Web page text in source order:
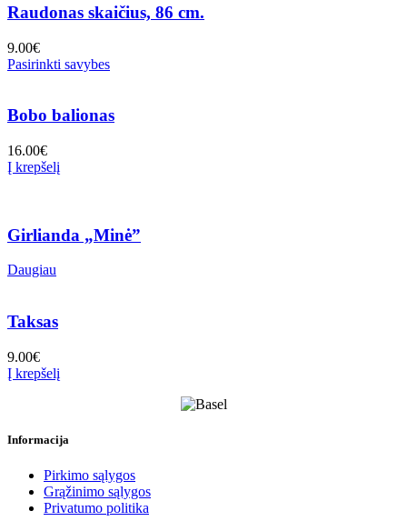
Raudonas skaičius, 86 cm.
9.00€
Pasirinkti savybes
Bobo balionas
16.00€
Į krepšelį
Girlianda „Minė”
Daugiau
Taksas
9.00€
Į krepšelį
Informacija
Pirkimo sąlygos
Grąžinimo sąlygos
Privatumo politika